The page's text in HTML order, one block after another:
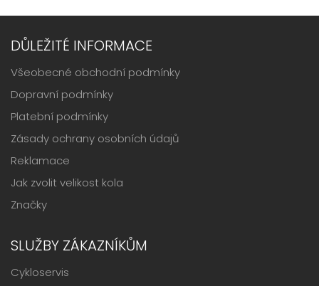
DŮLEŽITÉ INFORMACE
Všeobecné obchodní podmínky
Dopravní podmínky
Platební podmínky
Zásady ochrany osobních údajů
Reklamace
Jak zvolit velikost kola
Značky
SLUŽBY ZÁKAZNÍKŮM
Cykloservis